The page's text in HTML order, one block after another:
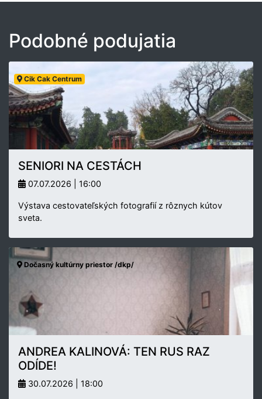
Podobné podujatia
Cik Cak Centrum
SENIORI NA CESTÁCH
07.07.2026 | 16:00
Výstava cestovateľských fotografií z rôznych kútov
sveta.
Dočasný kultúrny priestor /dkp/
ANDREA KALINOVÁ: TEN RUS RAZ
ODÍDE!
30.07.2026 | 18:00